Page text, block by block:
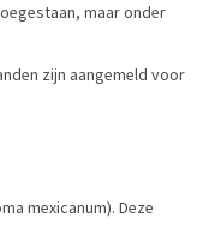
maar onder
zijn aangemeld voor
mexicanum). Deze